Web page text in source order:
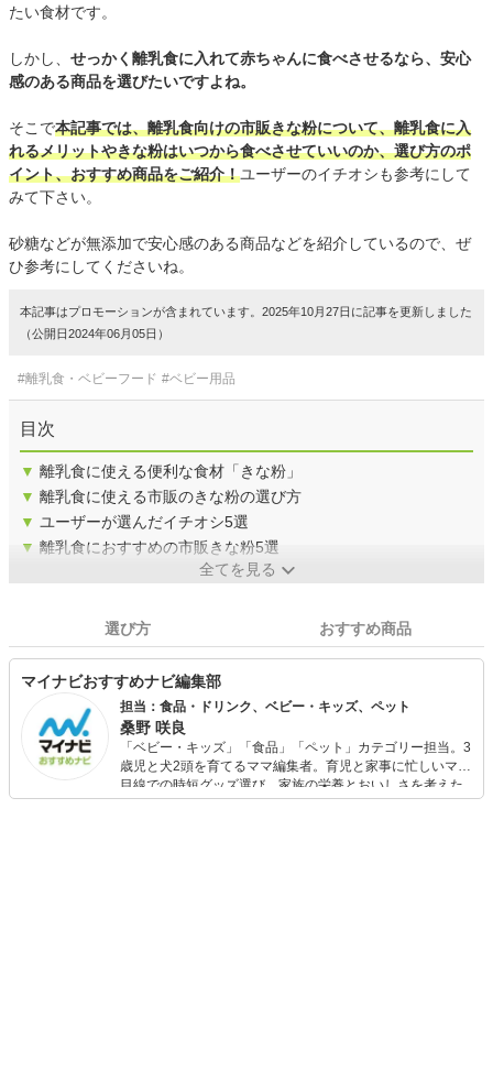
たい食材です。
しかし、 せっかく離乳食に入れて赤ちゃんに食べさせるなら、安心
感のある商品を選びたいですよね。
そこで本記事では、離乳食向けの市販きな粉について、離乳食に入
れるメリットやきな粉はいつから食べさせていいのか、選び方のポ
イント、おすすめ商品をご紹介！ユーザーのイチオシも参考にして
みて下さい。
砂糖などが無添加で安心感のある商品などを紹介しているので、ぜ
ひ参考にしてくださいね。
本記事はプロモーションが含まれています。2025年10月27日に記事を更新しました
（公開日2024年06月05日）
#離乳食・ベビーフード #ベビー用品
目次
▼ 離乳食に使える便利な食材「きな粉」
▼ 離乳食に使える市販のきな粉の選び方
▼ ユーザーが選んだイチオシ5選
▼ 離乳食におすすめの市販きな粉5選
全てを見る
選び方 おすすめ商品
マイナビおすすめナビ編集部
担当：食品・ドリンク、ベビー・キッズ、ペット
桑野 咲良
「ベビー・キッズ」「食品」「ペット」カテゴリー担当。3
歳児と犬2頭を育てるママ編集者。育児と家事に忙しいママ
目線での時短グッズ選び、家族の栄養とおいしさを考えた
食品選び、束の間のリラックスタイムを楽しむためのスイ